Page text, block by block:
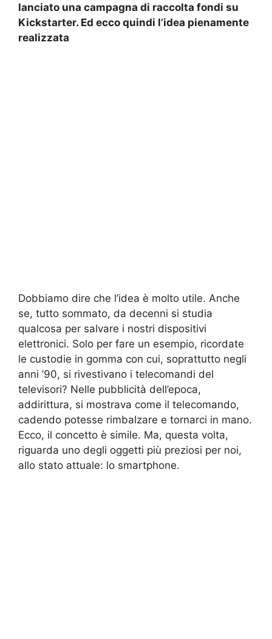
lanciato una campagna di raccolta fondi su
Kickstarter. Ed ecco quindi l’idea pienamente
realizzata
Dobbiamo dire che l’idea è molto utile. Anche
se, tutto sommato, da decenni si studia
qualcosa per salvare i nostri dispositivi
elettronici. Solo per fare un esempio, ricordate
le custodie in gomma con cui, soprattutto negli
anni ’90, si rivestivano i telecomandi del
televisori? Nelle pubblicità dell’epoca,
addirittura, si mostrava come il telecomando,
cadendo potesse rimbalzare e tornarci in mano.
Ecco, il concetto è simile. Ma, questa volta,
riguarda uno degli oggetti più preziosi per noi,
allo stato attuale: lo smartphone.